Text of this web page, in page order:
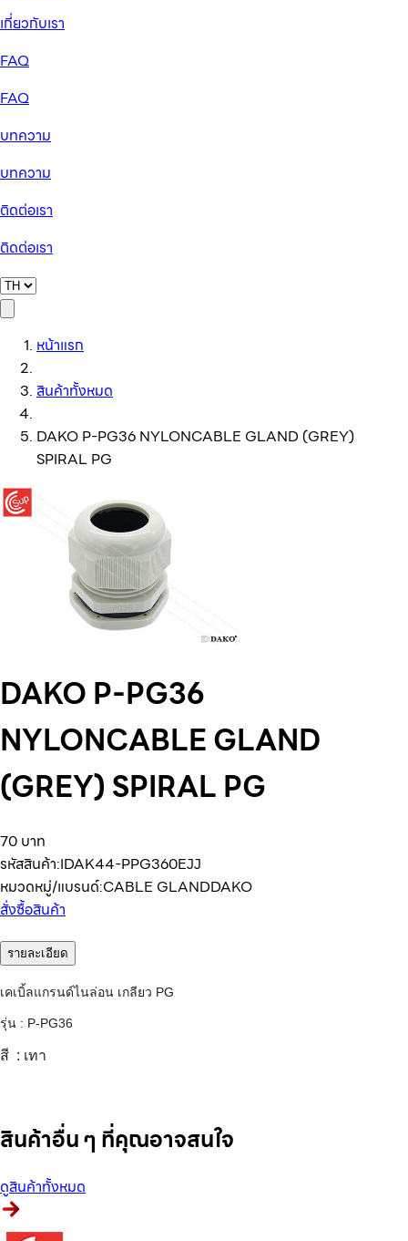
เกี่ยวกับเรา
FAQ
FAQ
บทความ
บทความ
ติดต่อเรา
ติดต่อเรา
หน้าแรก
สินค้าทั้งหมด
DAKO P-PG36 NYLONCABLE GLAND (GREY)
SPIRAL PG
DAKO P-PG36
NYLONCABLE GLAND
(GREY) SPIRAL PG
70 บาท
รหัสสินค้า:IDAK44-PPG360EJJ
หมวดหมู่/แบรนด์:CABLE GLANDDAKO
สั่งซื้อสินค้า
รายละเอียด
เคเบิ้ลแกรนด์ไนล่อน เกลียว PG
รุ่น : P-PG36
สี : เทา
สินค้าอื่น ๆ ที่คุณอาจสนใจ
ดูสินค้าทั้งหมด